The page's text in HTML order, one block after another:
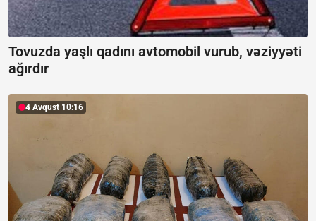
Tovuzda yaşlı qadını avtomobil vurub, vəziyyəti
ağırdır
4 Avqust 10:16